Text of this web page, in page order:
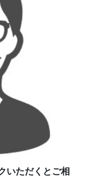
いただくとご相